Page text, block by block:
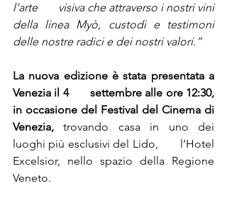
l’arte       visiva che attraverso i nostri vini
della linea Myò, custodi e testimoni
delle nostre radici e dei nostri valori.”
La nuova edizione è stata presentata a
Venezia il 4       settembre alle ore 12:30,
in occasione del Festival del Cinema di
Venezia, trovando casa in uno dei
luoghi più esclusivi del Lido,       l’Hotel
Excelsior, nello spazio della Regione
Veneto.